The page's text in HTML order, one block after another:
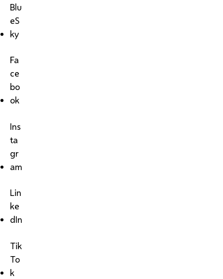
Blu
eS
ky
Fa
ce
bo
ok
Ins
ta
gr
am
Lin
ke
dIn
Tik
To
k